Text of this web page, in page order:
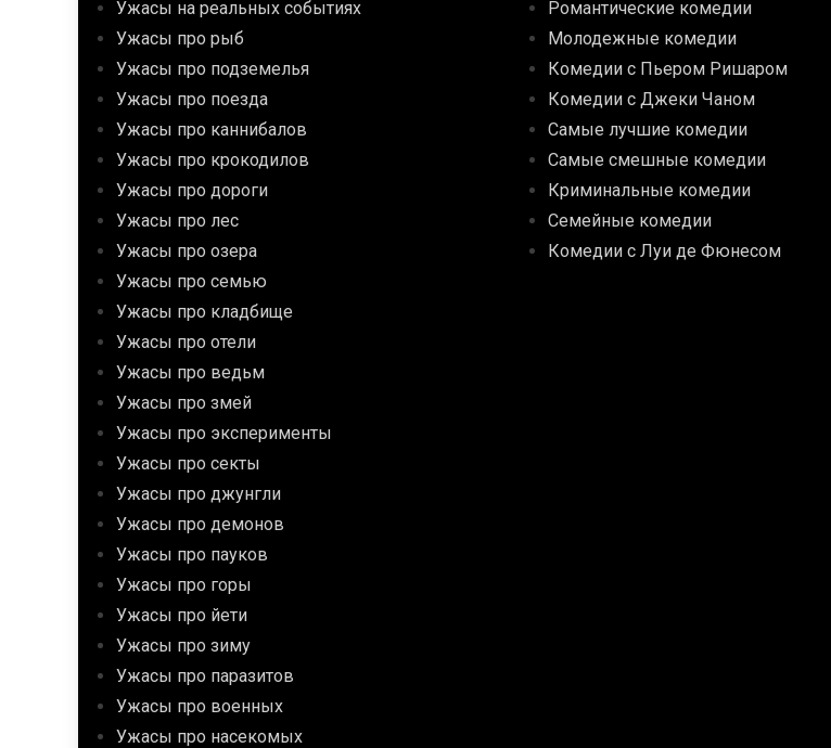
Ужасы на реальных событиях
Ужасы про рыб
Ужасы про подземелья
Ужасы про поезда
Ужасы про каннибалов
Ужасы про крокодилов
Ужасы про дороги
Ужасы про лес
Ужасы про озера
Ужасы про семью
Ужасы про кладбище
Ужасы про отели
Ужасы про ведьм
Ужасы про змей
Ужасы про эксперименты
Ужасы про секты
Ужасы про джунгли
Ужасы про демонов
Ужасы про пауков
Ужасы про горы
Ужасы про йети
Ужасы про зиму
Ужасы про паразитов
Ужасы про военных
Ужасы про насекомых
Романтические комедии
Молодежные комедии
Комедии с Пьером Ришаром
Комедии с Джеки Чаном
Самые лучшие комедии
Самые смешные комедии
Криминальные комедии
Семейные комедии
Комедии с Луи де Фюнесом